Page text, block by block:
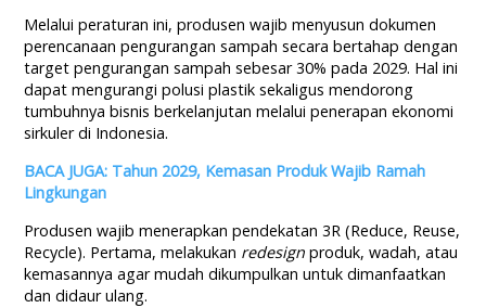
Melalui peraturan ini, produsen wajib menyusun dokumen
perencanaan pengurangan sampah secara bertahap dengan
target pengurangan sampah sebesar 30% pada 2029. Hal ini
dapat mengurangi polusi plastik sekaligus mendorong
tumbuhnya bisnis berkelanjutan melalui penerapan ekonomi
sirkuler di Indonesia.
BACA JUGA: Tahun 2029, Kemasan Produk Wajib Ramah
Lingkungan
Produsen wajib menerapkan pendekatan 3R (Reduce, Reuse,
Recycle). Pertama, melakukan redesign produk, wadah, atau
kemasannya agar mudah dikumpulkan untuk dimanfaatkan
dan didaur ulang.